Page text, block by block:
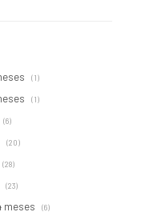
(1)
(1)
(6)
(20)
(28)
(23)
meses (6)